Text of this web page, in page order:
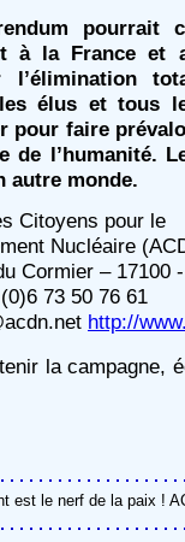
pourrait
à la France et
l’élimination
élus et tous
pour faire
de l’humanité.
autre monde.
Citoyens pour le
Nucléaire
Cormier – 17100
73 50 76 61
http://
la campagne,
est le nerf de la paix !